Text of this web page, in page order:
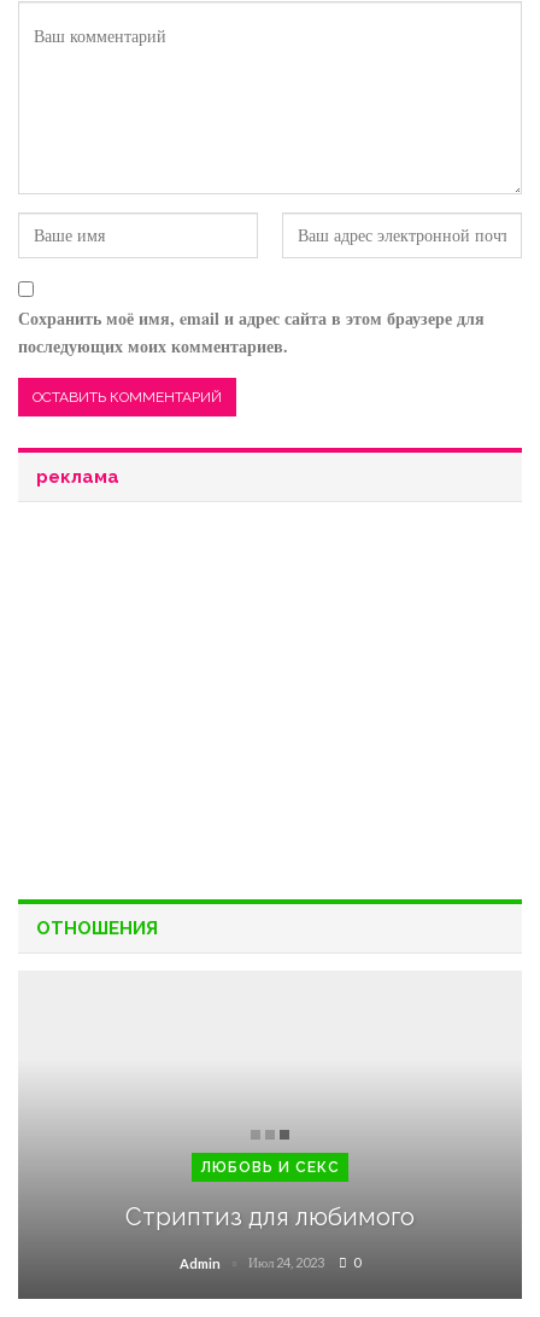
Сохранить моё имя, email и адрес сайта в этом браузере для
последующих моих комментариев.
реклама
ОТНОШЕНИЯ
ЛЮБОВЬ И СЕКС
Стриптиз для любимого
Admin Июл 24, 2023 0